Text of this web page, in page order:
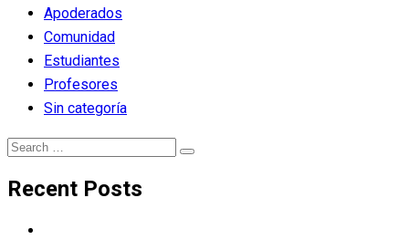
Apoderados
Comunidad
Estudiantes
Profesores
Sin categoría
Search
Search
Recent Posts